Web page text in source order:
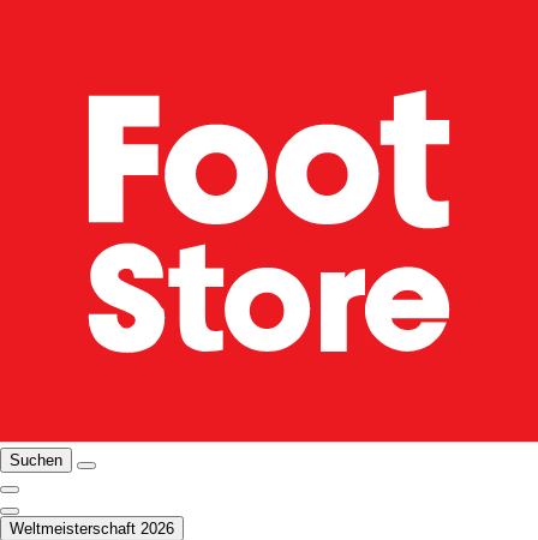
Suchen
Weltmeisterschaft 2026